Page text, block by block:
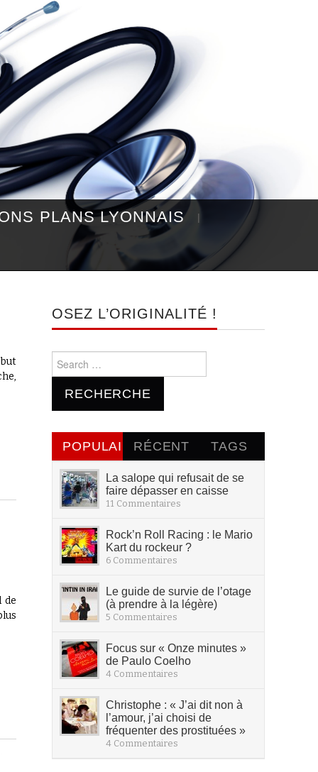
PLANS LYONNAIS
de
OSEZ L’ORIGINALITÉ !
Search for:
POPULAIRERÉCENT TAGS
La salope qui refusait de se
faire dépasser en caisse
11 Commentaires
Rock’n Roll Racing : le Mario
Kart du rockeur ?
6 Commentaires
Le guide de survie de l’otage
(à prendre à la légère)
5 Commentaires
Focus sur « Onze minutes »
de Paulo Coelho
4 Commentaires
Christophe : « J’ai dit non à
l’amour, j’ai choisi de
fréquenter des prostituées »
4 Commentaires